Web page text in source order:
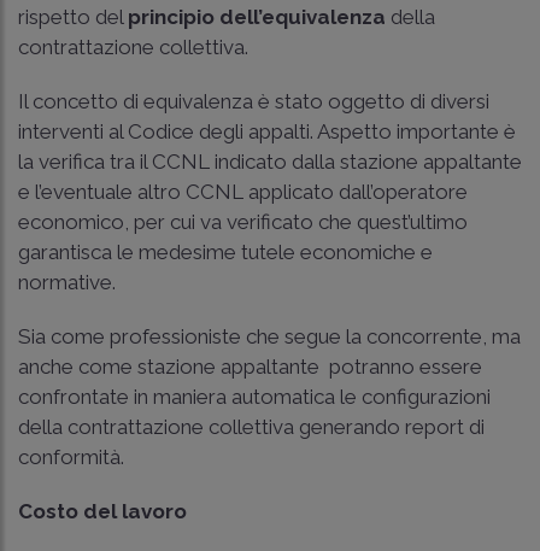
rispetto del principio dell’equivalenza della
contrattazione collettiva.
Il concetto di equivalenza è stato oggetto di diversi
interventi al Codice degli appalti. Aspetto importante è
la verifica tra il CCNL indicato dalla stazione appaltante
e l’eventuale altro CCNL applicato dall’operatore
economico, per cui va verificato che quest’ultimo
garantisca le medesime tutele economiche e
normative.
Sia come professioniste che segue la concorrente, ma
anche come stazione appaltante potranno essere
confrontate in maniera automatica le configurazioni
della contrattazione collettiva generando report di
conformità.
Costo del lavoro